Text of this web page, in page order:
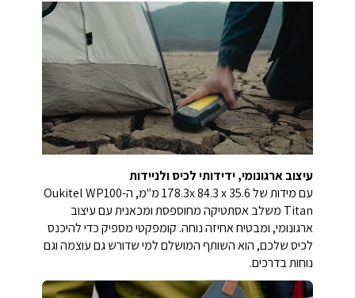
עיצוב ארגונומי, ידידותי לכיס ולניידות
עם מידות של 178.3x 84.3 x 35.6 מ"מ, ה-Oukitel WP100
Titan משלב אסתטיקה מחוספסת ומכאנית עם עיצוב
ארגונומי, ומבטיח אחיזה נוחה. קומפקטי מספיק כדי להיכנס
לכיס שלכם, הוא השותף המושלם למי שדורש גם עוצמה וגם
נוחות בדרכים.